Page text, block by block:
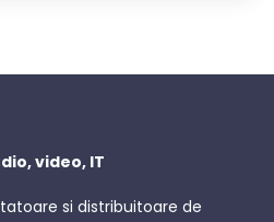
video, IT
si distribuitoare de